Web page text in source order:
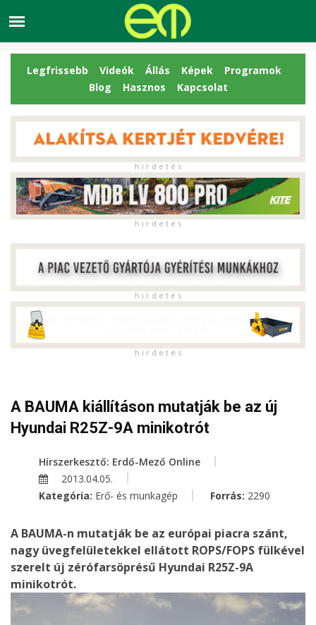
Legfrissebb Videók Állás Képek
Programok
Blog
Hasznos Kapcsolat
h i r d e t é s
h i r d e t é s
h i r d e t é s
h i r d e t é s
A BAUMA kiállításon mutatják be az új
Hyundai R25Z-9A minikotrót
Hírszerkesztő: Erdő-Mező Online
2013.04.05.
Kategória: Erő- és munkagép Forrás: 2290
A BAUMA-n mutatják be az európai piacra szánt,
nagy üvegfelületekkel ellátott ROPS/FOPS fülkével
szerelt új zérófarsöprésű Hyundai R25Z-9A
minikotrót.